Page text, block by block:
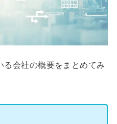
会社の概要をまとめてみ